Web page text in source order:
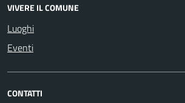
VIVERE IL COMUNE
Luoghi
Eventi
CONTATTI